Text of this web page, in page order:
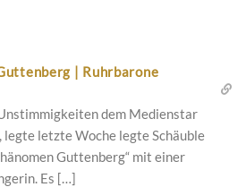
| Ruhrbarone
dem Medienstar
legte letzte Woche legte Schäuble
Guttenberg“ mit einer
Es […]